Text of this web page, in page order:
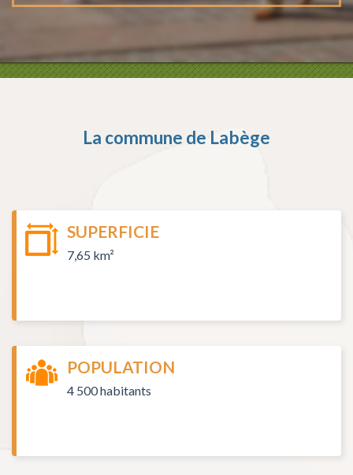
La commune de Labège
SUPERFICIE
7,65 km²
POPULATION
4 500 habitants